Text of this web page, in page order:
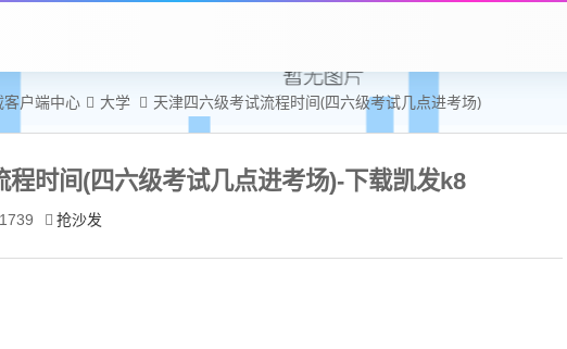
户端中心 大学 天津四六级考试流程时间(四六级考试几点进考场)
程时间(四六级考试几点进考场)-下载凯发k8
1739 抢沙发